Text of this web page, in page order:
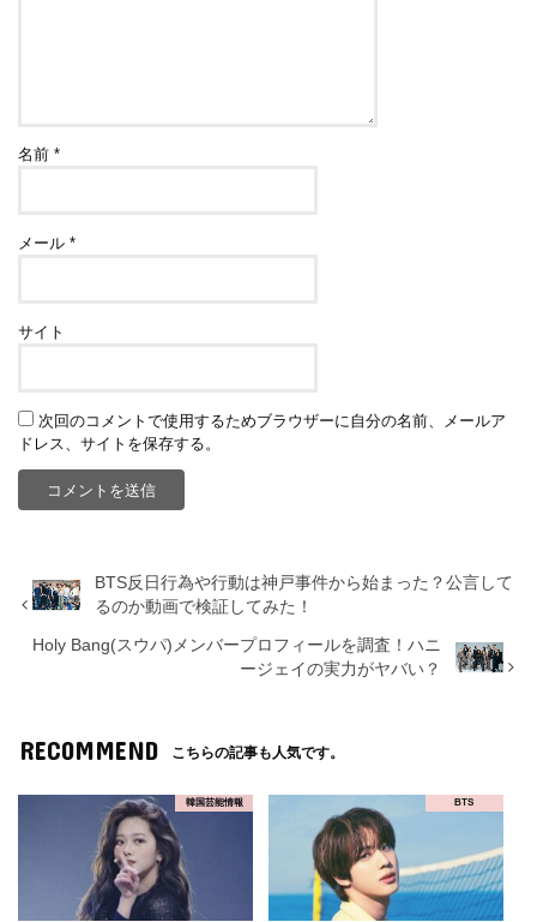
名前*
メール*
サイト
次回のコメントで使用するためブラウザーに自分の名前、メールア
ドレス、サイトを保存する。
BTS反日行為や行動は神戸事件から始まった？公言して
るのか動画で検証してみた！
Holy Bang(スウパ)メンバープロフィールを調査！ハニ
ージェイの実力がヤバい？
RECOMMEND こちらの記事も人気です。
韓国芸能情報 BTS